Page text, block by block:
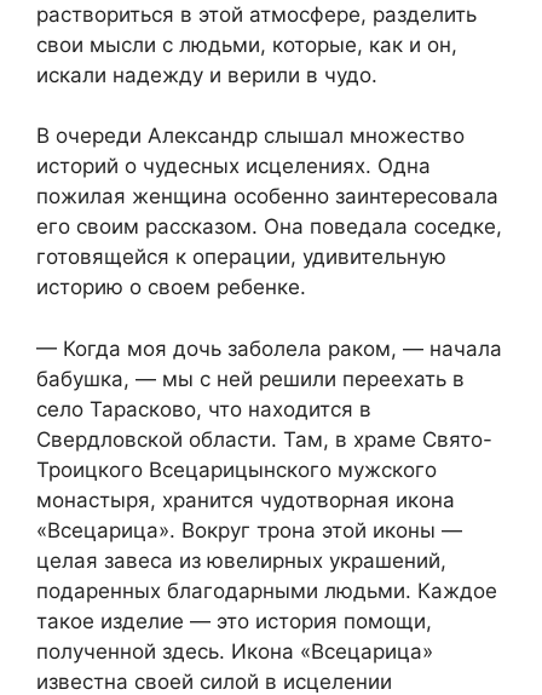
раствориться в этой атмосфере, разделить
свои мысли с людьми, которые, как и он,
искали надежду и верили в чудо.
В очереди Александр слышал множество
историй о чудесных исцелениях. Одна
пожилая женщина особенно заинтересовала
его своим рассказом. Она поведала соседке,
готовящейся к операции, удивительную
историю о своем ребенке.
— Когда моя дочь заболела раком, — начала
бабушка, — мы с ней решили переехать в
село Тарасково, что находится в
Свердловской области. Там, в храме Свято-
Троицкого Всецарицынского мужского
монастыря, хранится чудотворная икона
«Всецарица». Вокруг трона этой иконы —
целая завеса из ювелирных украшений,
подаренных благодарными людьми. Каждое
такое изделие — это история помощи,
полученной здесь. Икона «Всецарица»
известна своей силой в исцелении